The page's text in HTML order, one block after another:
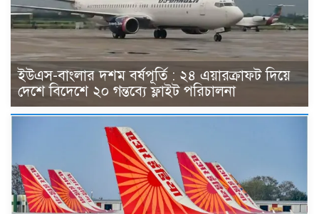
ইউএস-বাংলার দশম বর্ষপূর্তি : ২৪ এয়ারক্রাফট দিয়ে
দেশে বিদেশে ২০ গন্তব্যে ফ্লাইট পরিচালনা